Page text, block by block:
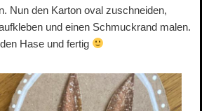
Nun den Karton oval zuschneiden,
und einen Schmuckrand malen.
Hase und fertig